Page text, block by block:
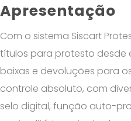
Apresentação
Com o sistema Siscart
títulos para protesto desde
baixas e devoluções para
controle absoluto, com
selo digital, função auto-